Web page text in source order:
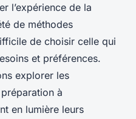
l’expérience de la
de méthodes
de choisir celle qui
et préférences.
explorer les
à
en lumière leurs